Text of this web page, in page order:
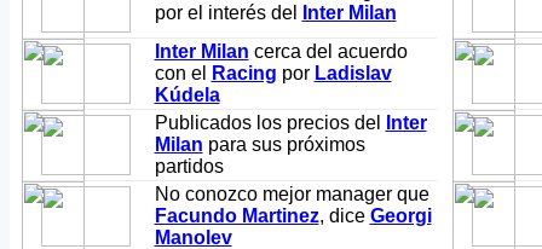
por el interés del
Inter Milan
Inter Milan cerca del acuerdo
con el
Racing por Ladislav
Kúdela
Publicados los precios del
Inter
Milan para sus próximos
partidos
No conozco mejor manager que
Facundo Martinez, dice Georgi
Manolev